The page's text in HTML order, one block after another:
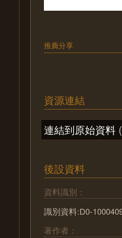
推薦分享
資源連結
連結到原始資料
後設資料
資料識別：
識別資料:D0-
著作者：